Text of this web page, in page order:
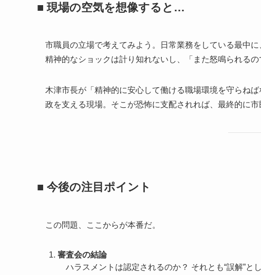
■ 現場の空気を想像すると…
市職員の立場で考えてみよう。日常業務をしている最中
精神的なショックは計り知れないし、「また怒鳴られる
木津市長が「精神的に安心して働ける職場環境を守らね
政を支える現場。そこが恐怖に支配されれば、最終的に市
■ 今後の注目ポイント
この問題、ここからが本番だ。
審査会の結論
ハラスメントは認定されるのか？ それとも“誤解”と